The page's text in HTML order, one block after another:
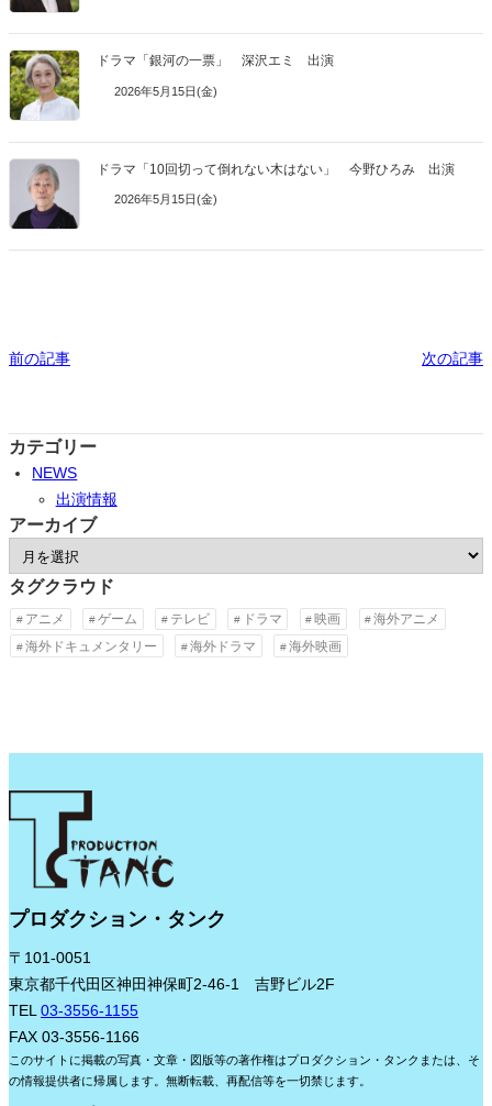
ドラマ「銀河の一票」 深沢エミ 出演
2026年5月15日(金)
ドラマ「10回切って倒れない木はない」 今野ひろみ 出演
2026年5月15日(金)
前の記事 次の記事
カテゴリー
NEWS
出演情報
アーカイブ
ー
イ
ブ
タグクラウド
アニメ ゲーム テレビ ドラマ 映画
海外アニメ
海外ドキュメンタリー
海外ドラマ 海外映画
プロダクション・タンク
〒101-0051
東京都千代田区神田神保町2-46-1 吉野ビル2F
TEL03-3556-1155
FAX 03-3556-1166
このサイトに掲載の写真・文章・図版等の著作権はプロダクション・タンクまたは、そ
の情報提供者に帰属します。無断転載、再配信等を一切禁じます。